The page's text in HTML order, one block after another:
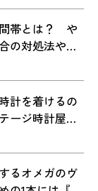
帯とは？ や
の対処法や正
計を着けるの
ージ時計屋が
るオメガのヴ